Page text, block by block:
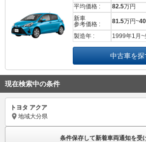
平均価格 : 82.5万円
新車
参考価格 :
81.5万円~
製造年 : 1999年1月~
中古車を
現在検索中の条件
トヨタ アクア
地域大分県
条件保存して新着車両通知を受